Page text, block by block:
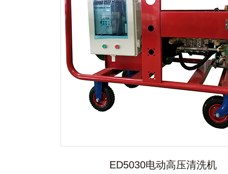
ED5030电动高压清洗机